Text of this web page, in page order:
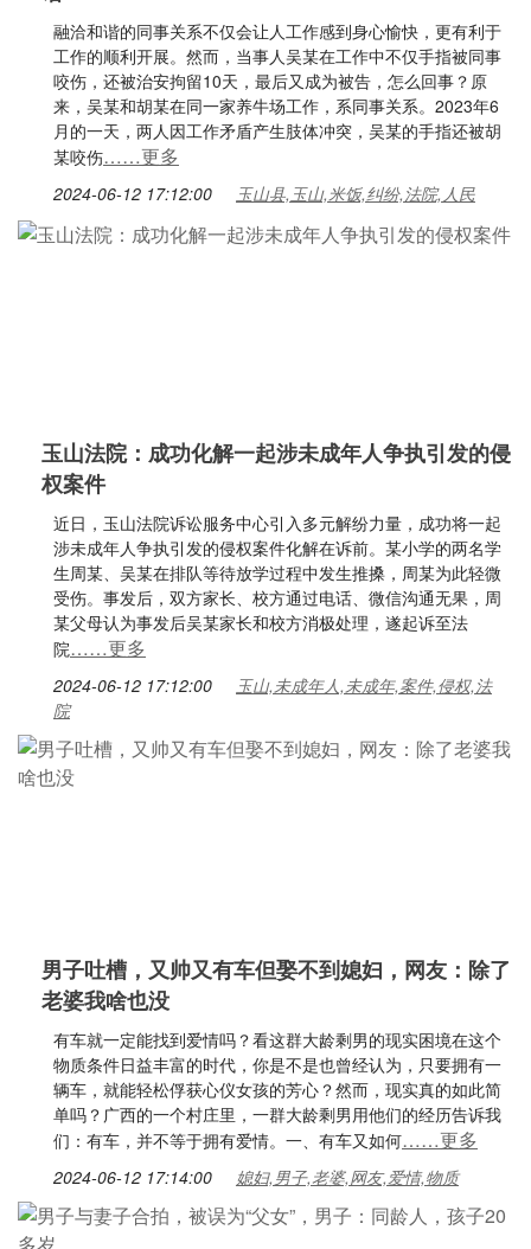
融洽和谐的同事关系不仅会让人工作感到身心愉快，更有利于
工作的顺利开展。然而，当事人吴某在工作中不仅手指被同事
咬伤，还被治安拘留10天，最后又成为被告，怎么回事？原
来，吴某和胡某在同一家养牛场工作，系同事关系。2023年6
月的一天，两人因工作矛盾产生肢体冲突，吴某的手指还被胡
某咬伤……更多
2024-06-12 17:12:00 玉山县,玉山,米饭,纠纷,法院,人民
玉山法院：成功化解一起涉未成年人争执引发的侵
权案件
近日，玉山法院诉讼服务中心引入多元解纷力量，成功将一起
涉未成年人争执引发的侵权案件化解在诉前。某小学的两名学
生周某、吴某在排队等待放学过程中发生推搡，周某为此轻微
受伤。事发后，双方家长、校方通过电话、微信沟通无果，周
某父母认为事发后吴某家长和校方消极处理，遂起诉至法
院……更多
2024-06-12 17:12:00
玉山,未成年人,未成年,案件,侵权,法
院
男子吐槽，又帅又有车但娶不到媳妇，网友：除了
老婆我啥也没
有车就一定能找到爱情吗？看这群大龄剩男的现实困境在这个
物质条件日益丰富的时代，你是不是也曾经认为，只要拥有一
辆车，就能轻松俘获心仪女孩的芳心？然而，现实真的如此简
单吗？广西的一个村庄里，一群大龄剩男用他们的经历告诉我
们：有车，并不等于拥有爱情。一、有车又如何……更多
2024-06-12 17:14:00 媳妇,男子,老婆,网友,爱情,物质